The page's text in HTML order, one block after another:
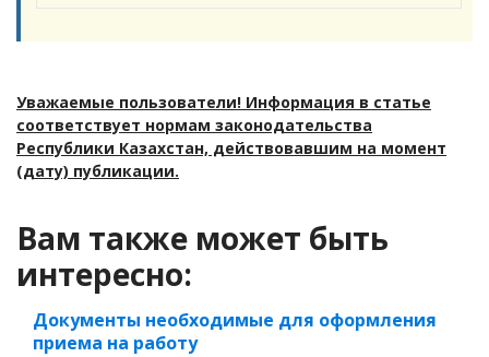
Уважаемые пользователи! Информация в статье
соответствует нормам законодательства
Республики Казахстан, действовавшим на момент
(дату) публикации.
Вам также может быть
интересно:
Документы необходимые для оформления
приема на работу